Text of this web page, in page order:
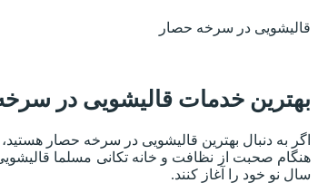
قالیشویی در سرخه حصار
بهترین خدمات قالیشویی در
اگر به دنبال بهترین قالیشویی در سرخه حصار
هنگام صحبت از نظافت و خانه تکانی مسلما
سال نو خود را آغاز کنند.